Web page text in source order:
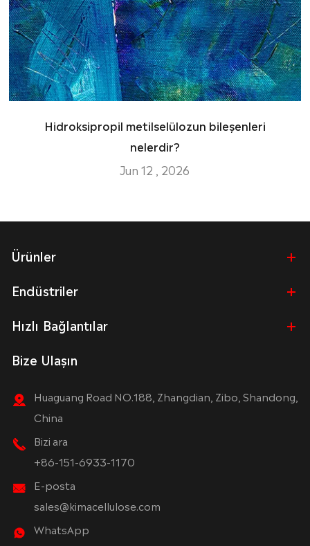
Hidroksipropil metilselülozun bileşenleri
nelerdir?
Jun 12 , 2026
Ürünler
Endüstriler
Hızlı Bağlantılar
Bize Ulaşın
Huaguang Road NO.188, Zhangdian, Zibo, Shandong,
China
Bizi ara
+86-151-6933-1170
E-posta
sales@kimacellulose.com
WhatsApp